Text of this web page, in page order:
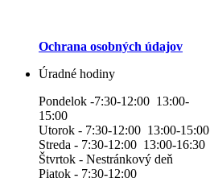
Ochrana osobných údajov
Úradné hodiny
Pondelok -7:30-12:00 13:00-
15:00
Utorok - 7:30-12:00 13:00-15:00
Streda - 7:30-12:00 13:00-16:30
Štvrtok - Nestránkový deň
Piatok - 7:30-12:00